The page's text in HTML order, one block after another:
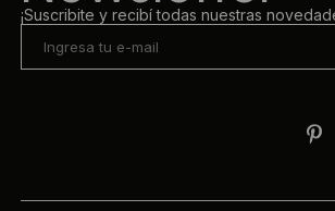
¡Suscribite y recibí todas nuestras
